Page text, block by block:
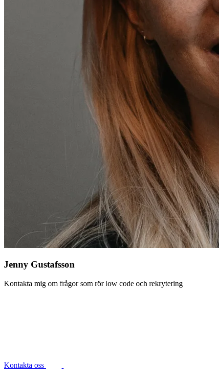
Jenny Gustafsson
Kontakta mig om frågor som rör low code och rekrytering
Kontakta oss